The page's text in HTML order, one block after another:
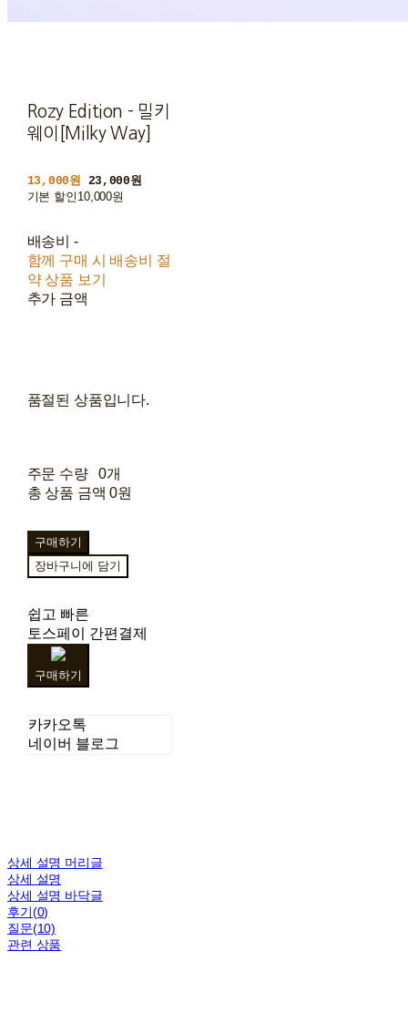
Rozy Edition - 밀키
웨이[Milky Way]
13,000원 23,000원
기본 할인 10,000원
배송비 -
함께 구매 시 배송비 절
약 상품 보기
추가 금액
품절된 상품입니다.
주문 수량
0개
총 상품 금액 0원
구매하기
장바구니에 담기
쉽고 빠른
토스페이 간편결제
구매하기
카카오톡
네이버 블로그
상세 설명 머리글
상세 설명
상세 설명 바닥글
후기(0)
질문(10)
관련 상품